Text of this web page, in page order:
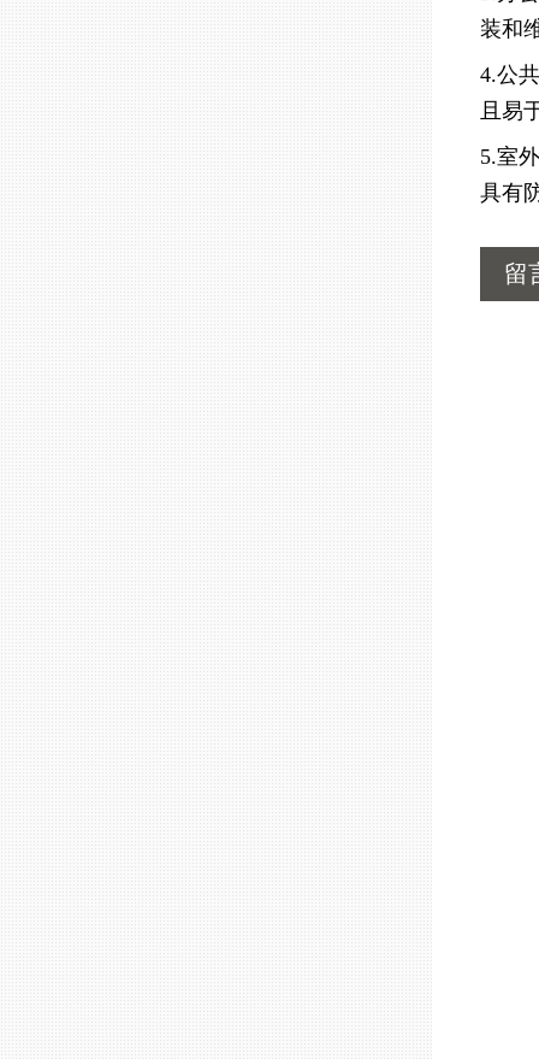
装和
4.公
且易
5.室
具有
留